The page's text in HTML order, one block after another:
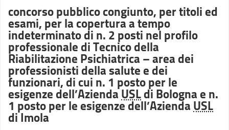
concorso pubblico congiunto, per titoli ed
esami, per la copertura a tempo
indeterminato di n. 2 posti nel profilo
professionale di Tecnico della
Riabilitazione Psichiatrica – area dei
professionisti della salute e dei
funzionari, di cui n. 1 posto per le
esigenze dell’AziendaUSLdi Bologna e n.
1 posto per le esigenze dell’AziendaUSL
di Imola